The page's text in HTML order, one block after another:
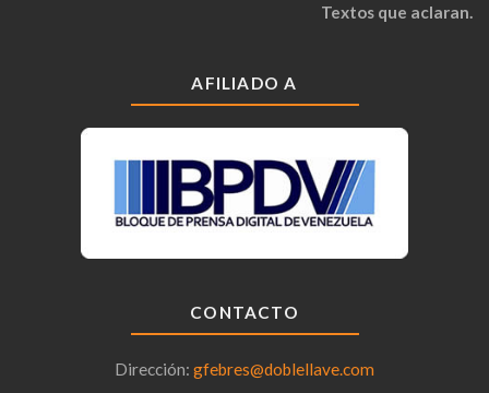
Textos que aclaran.
AFILIADO A
CONTACTO
Dirección: gfebres@doblellave.com